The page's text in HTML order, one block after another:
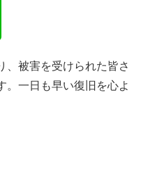
、被害を受けられた皆さ
。一日も早い復旧を心よ